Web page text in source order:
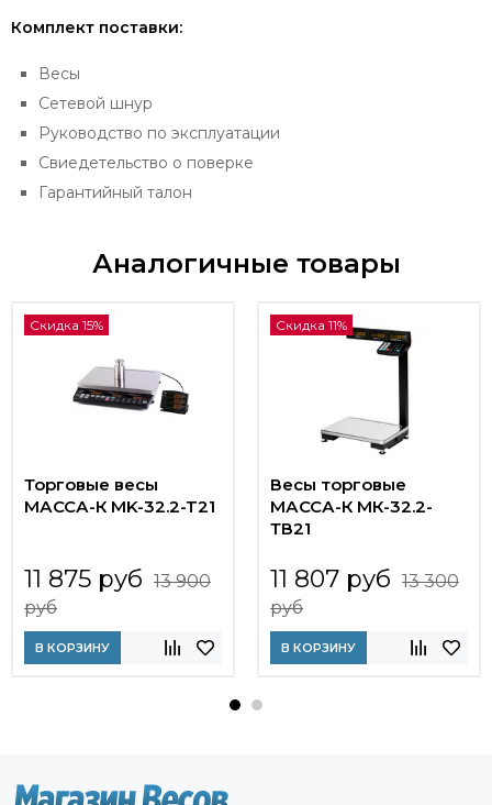
Комплект поставки:
Весы
Сетевой шнур
Руководство по эксплуатации
Свиедетельство о поверке
Гарантийный талон
Аналогичные товары
Скидка 15%
Торговые весы
МАССА-К MK-32.2-T21
11 875 руб 13 900
руб
В КОРЗИНУ
Скидка 11%
Весы торговые
МАССА-К МК-32.2-
ТВ21
11 807 руб 13 300
руб
В КОРЗИНУ